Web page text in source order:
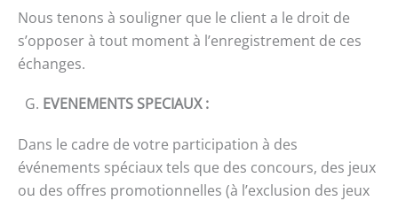
Nous tenons à souligner que le client a le droit de
s’opposer à tout moment à l’enregistrement de ces
échanges.
G. EVENEMENTS SPECIAUX:
Dans le cadre de votre participation à des
événements spéciaux tels que des concours, des jeux
ou des offres promotionnelles (à l’exclusion des jeux